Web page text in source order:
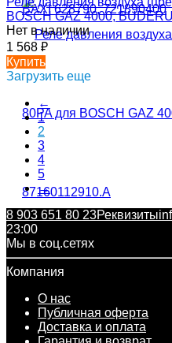
BOSCH GAZ 4000,
Нет в наличии
1 568 ₽
Купить
Загрузить еще
←
1
2
3
4
5
→
8 903 651 80 23Реквизиты
23:00
Мы в соц.сетях
Компания
О нас
Публичная оферта
Доставка и оплата